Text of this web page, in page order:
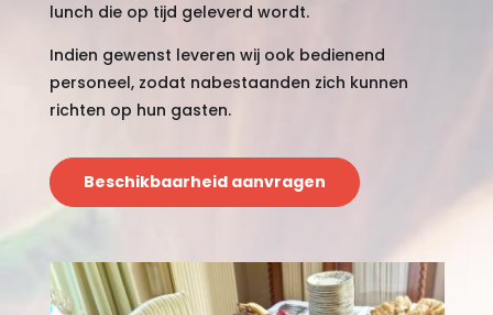
lunch die op tijd geleverd wordt.
Indien gewenst leveren wij ook bedienend
personeel, zodat nabestaanden zich kunnen
richten op hun gasten.
Beschikbaarheid aanvragen